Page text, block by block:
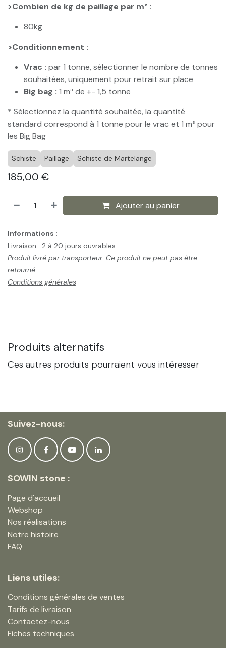
>Combien de kg de paillage par m² :
80kg
>Conditionnement :
Vrac : par 1 tonne, sélectionner le nombre de tonnes
souhaitées, uniquement pour retrait sur place
Big bag : 1 m³ de +- 1,5 tonne
* Sélectionnez la quantité souhaitée, la quantité
standard correspond à 1 tonne pour le vrac et 1 m³ pour
les Big Bag
Schiste Paillage Schiste de Martelange
185,00 €
Ajouter au panier
Informations :
Livraison : 2 à 20 jours ouvrables
Produit livré par transporteur. Ce produit ne peut pas être
retourné.
Conditions générales
Produits alternatifs
Ces autres produits pourraient vous intéresser
Suivez-nous:
SOWIN stone :
Page d'accueil
Webshop
Nos réalisations
Notre histoire
FAQ
Liens utiles:
Conditions générales de ventes
Tarifs de livraison
Contactez-nous
Fiches techniques